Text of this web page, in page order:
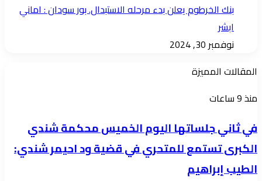
بنك الخرطوم يعلن بدء مرحله الاستبدال. بور سودان : اماني
ابشر
نوفمبر 30, 2024
المقالات المميزة
في
جلساتها
اليوم
الخميس
منذ 9 ساعات
في ثاني جلساتها اليوم الخميس محكمة شندي
الكبرى تستمع للمتحري في قضية ود احيمر شندي:
الطيب إبراهيم